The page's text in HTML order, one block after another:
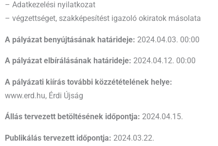
– Adatkezelési nyilatkozat
– végzettséget, szakképesítést igazoló okiratok másolata
A pályázat benyújtásának határideje: 2024.04.03. 00:00
A pályázat elbírálásának határideje: 2024.04.12. 00:00
A pályázati kiírás további közzétételének helye:
www.erd.hu, Érdi Újság
Állás tervezett betöltésének időpontja: 2024.04.15.
Publikálás tervezett időpontja: 2024.03.22.